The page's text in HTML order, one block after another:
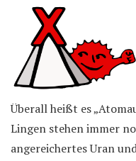
Überall heißt es
Lingen stehen immer
angereichertes Uran